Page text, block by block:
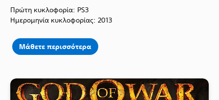
Πρώτη κυκλοφορία: PS3
Ημερομηνία κυκλοφορίας: 2013
Μάθετε περισσότερα